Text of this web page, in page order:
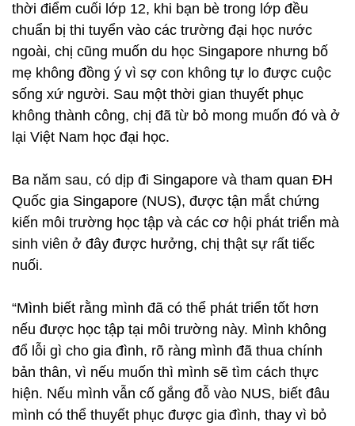
thời điểm cuối lớp 12, khi bạn bè trong lớp đều
chuẩn bị thi tuyển vào các trường đại học nước
ngoài, chị cũng muốn du học Singapore nhưng bố
mẹ không đồng ý vì sợ con không tự lo được cuộc
sống xứ người. Sau một thời gian thuyết phục
không thành công, chị đã từ bỏ mong muốn đó và ở
lại Việt Nam học đại học.
Ba năm sau, có dịp đi Singapore và tham quan ĐH
Quốc gia Singapore (NUS), được tận mắt chứng
kiến môi trường học tập và các cơ hội phát triển mà
sinh viên ở đây được hưởng, chị thật sự rất tiếc
nuối.
“Mình biết rằng mình đã có thể phát triển tốt hơn
nếu được học tập tại môi trường này. Mình không
đổ lỗi gì cho gia đình, rõ ràng mình đã thua chính
bản thân, vì nếu muốn thì mình sẽ tìm cách thực
hiện. Nếu mình vẫn cố gắng đỗ vào NUS, biết đâu
mình có thể thuyết phục được gia đình, thay vì bỏ